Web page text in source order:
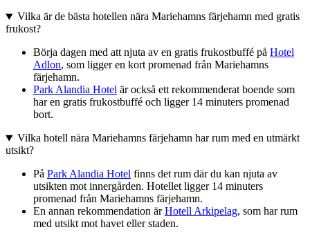
Vilka är de bästa hotellen nära Mariehamns färjehamn med gratis
frukost?
Börja dagen med att njuta av en gratis frukostbuffé på Hotel
Adlon, som ligger en kort promenad från Mariehamns
färjehamn.
Park Alandia Hotel är också ett rekommenderat boende som
har en gratis frukostbuffé och ligger 14 minuters promenad
bort.
Vilka hotell nära Mariehamns färjehamn har rum med en utmärkt
utsikt?
På Park Alandia Hotel finns det rum där du kan njuta av
utsikten mot innergården. Hotellet ligger 14 minuters
promenad från Mariehamns färjehamn.
En annan rekommendation ärHotell Arkipelag, som har rum
med utsikt mot havet eller staden.